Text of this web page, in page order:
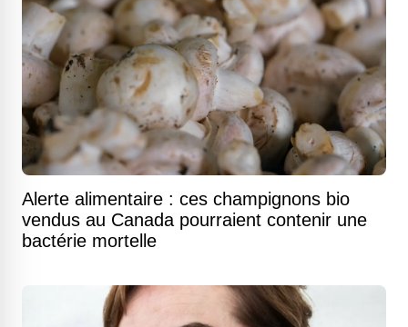
Alerte alimentaire : ces champignons bio
vendus au Canada pourraient contenir une
bactérie mortelle